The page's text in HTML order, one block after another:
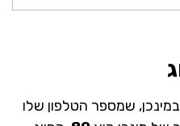
שמספר הטלפון שלו